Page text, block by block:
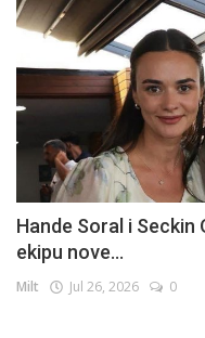
Hande Soral i
ekipu nove...
Milt Jul 26, 2026 0